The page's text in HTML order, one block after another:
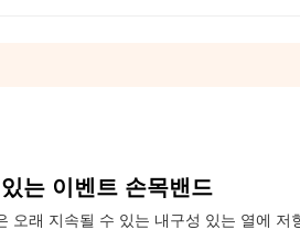
는 이벤트 손목밴드
래 지속될 수 있는 내구성 있는 열에 저